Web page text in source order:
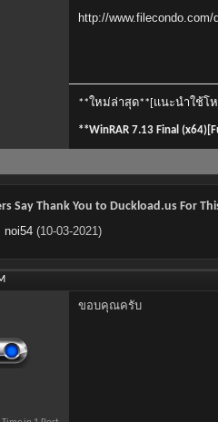
http://www.filecondo.com/
**ใหม่ล่าสุด**[แนะนำใช้โหล
**WinRAR 7.13 Final
Say Thank You to Duckload.us For
noi54 (10-03-2021)
ขอบคุณครับ